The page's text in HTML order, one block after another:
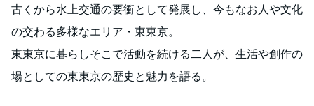
古くから水上交通の要衝として発展し、今もなお人や文化
の交わる多様なエリア・東東京。
東東京に暮らしそこで活動を続ける二人が、生活や創作の
場としての東東京の歴史と魅力を語る。